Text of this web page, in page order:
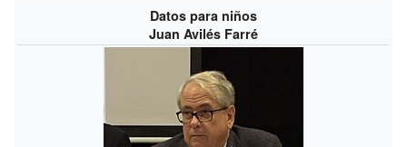
Datos para niños
Juan Avilés Farré